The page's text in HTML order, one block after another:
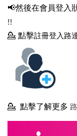
📢然後在會員登入
!!
💁 點擊註冊登入路
💁 點擊了解更多